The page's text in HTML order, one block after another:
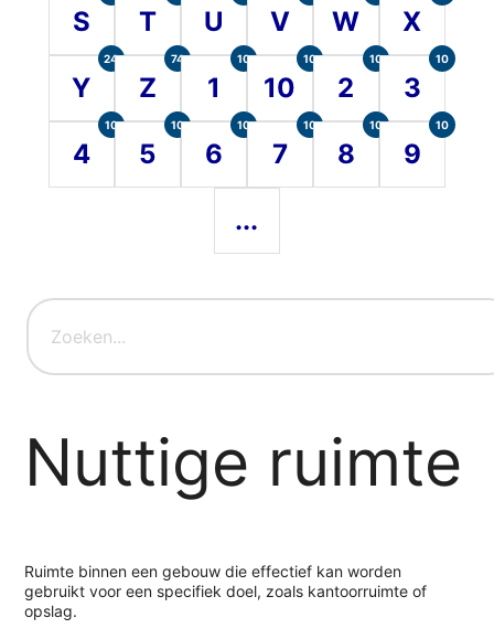
S T U V W X
Y
24
Z
74
1
10
10
10
2
10
3
10
4
10
5
10
6
10
7
10
8
10
9
10
...
Nuttige ruimte
Ruimte binnen een gebouw die effectief kan worden
gebruikt voor een specifiek doel, zoals kantoorruimte of
opslag.